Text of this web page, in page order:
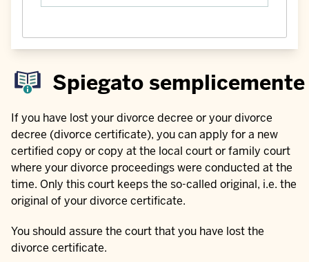
Spiegato semplicemente
If you have lost your divorce decree or your divorce
decree (divorce certificate), you can apply for a new
certified copy or copy at the local court or family court
where your divorce proceedings were conducted at the
time. Only this court keeps the so-called original, i.e. the
original of your divorce certificate.
You should assure the court that you have lost the
divorce certificate.